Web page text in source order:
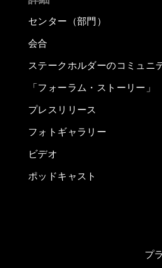
センター（部門）
会合
ステークホルダーのコミュニ
「フォーラム・ストーリー」
プレスリリース
フォトギャラリー
ビデオ
ポッドキャスト
プ